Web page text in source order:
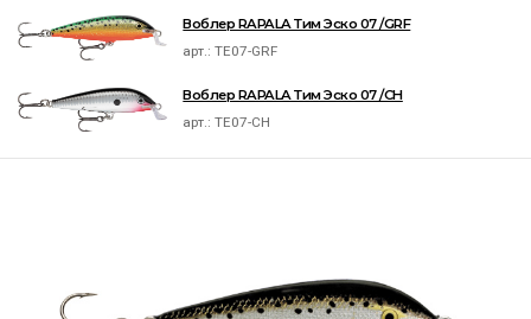
Воблер RAPALA Тим Эско 07 /GRF
арт.:TE07-GRF
Воблер RAPALA Тим Эско 07 /CH
арт.:TE07-CH